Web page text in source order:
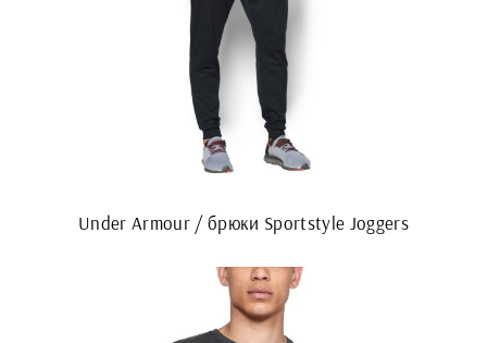
Under Armour / брюки Sportstyle Joggers